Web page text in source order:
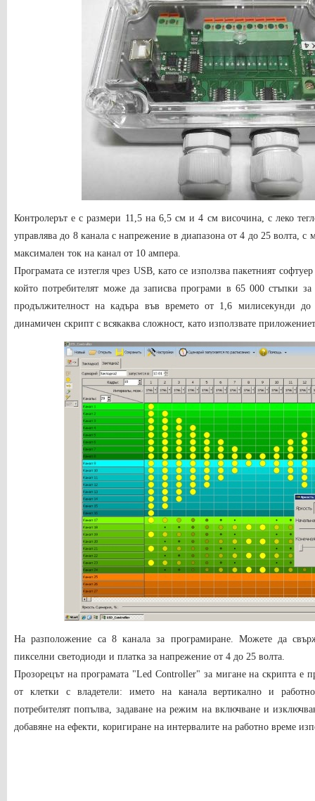
Контролерът е с размери 11,5 на 6,5 см и 4 см височина, с леко
управлява до 8 канала с напрежение в диапазона от 4 до 25 волта,
максимален ток на канал от 10 ампера.
Програмата се изтегля чрез USB, като се използва пакетният
който потребителят може да записва програми в 65 000 стъпки
продължителност на кадъра във времето от 1,6 милисекунди
динамичен скрипт с всякаква сложност, като използвате
На разположение са 8 канала за програмиране. Можете да
пикселни светодиоди и платка за напрежение от 4 до 25 волта.
Прозорецът на програмата "Led Controller" за мигане на скрипта е
от клетки с владетели: името на канала вертикално и
потребителят попълва, задаване на режим на включване и
добавяне на ефекти, коригиране на интервалите на работно време